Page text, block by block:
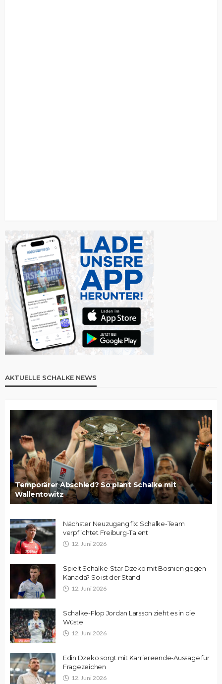
AKTUELLE SCHALKE NEWS
Temporärer Abschied? So plant Schalke mit
Wallentowitz
Nächster Neuzugang fix: Schalke-Team
verpflichtet Freiburg-Talent
12. Juni 2026
Spielt Schalke-Star Dzeko mit Bosnien gegen
Kanada? So ist der Stand
12. Juni 2026
Schalke-Flop Jordan Larsson zieht es in die
Wüste
12. Juni 2026
Edin Dzeko sorgt mit Karriereende-Aussage für
Fragezeichen
12. Juni 2026